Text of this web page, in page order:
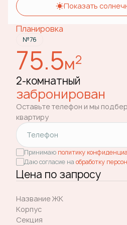
Показать
Планировка
№76
75.5м2
2-комнатный
забронирован
Оставьте телефон и мы
квартиру
Принимаю политику
Даю согласие на обработку
Цена по запросу
Название ЖК
Корпус
Секция